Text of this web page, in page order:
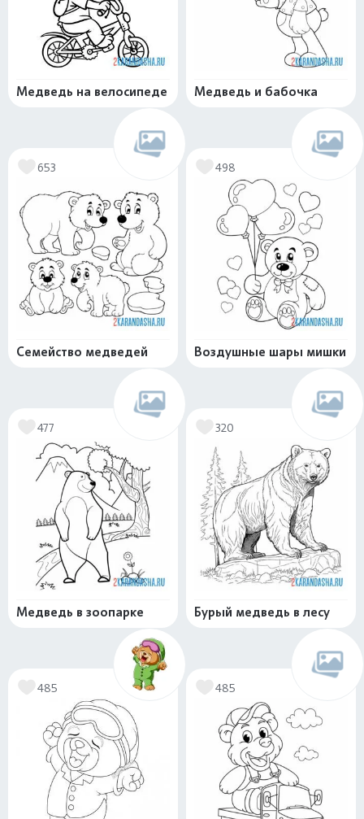
Медведь на велосипеде Медведь и бабочка
653
Семейство медведей
498
Воздушные шары мишки
477
Медведь в зоопарке
320
Бурый медведь в лесу
485 485